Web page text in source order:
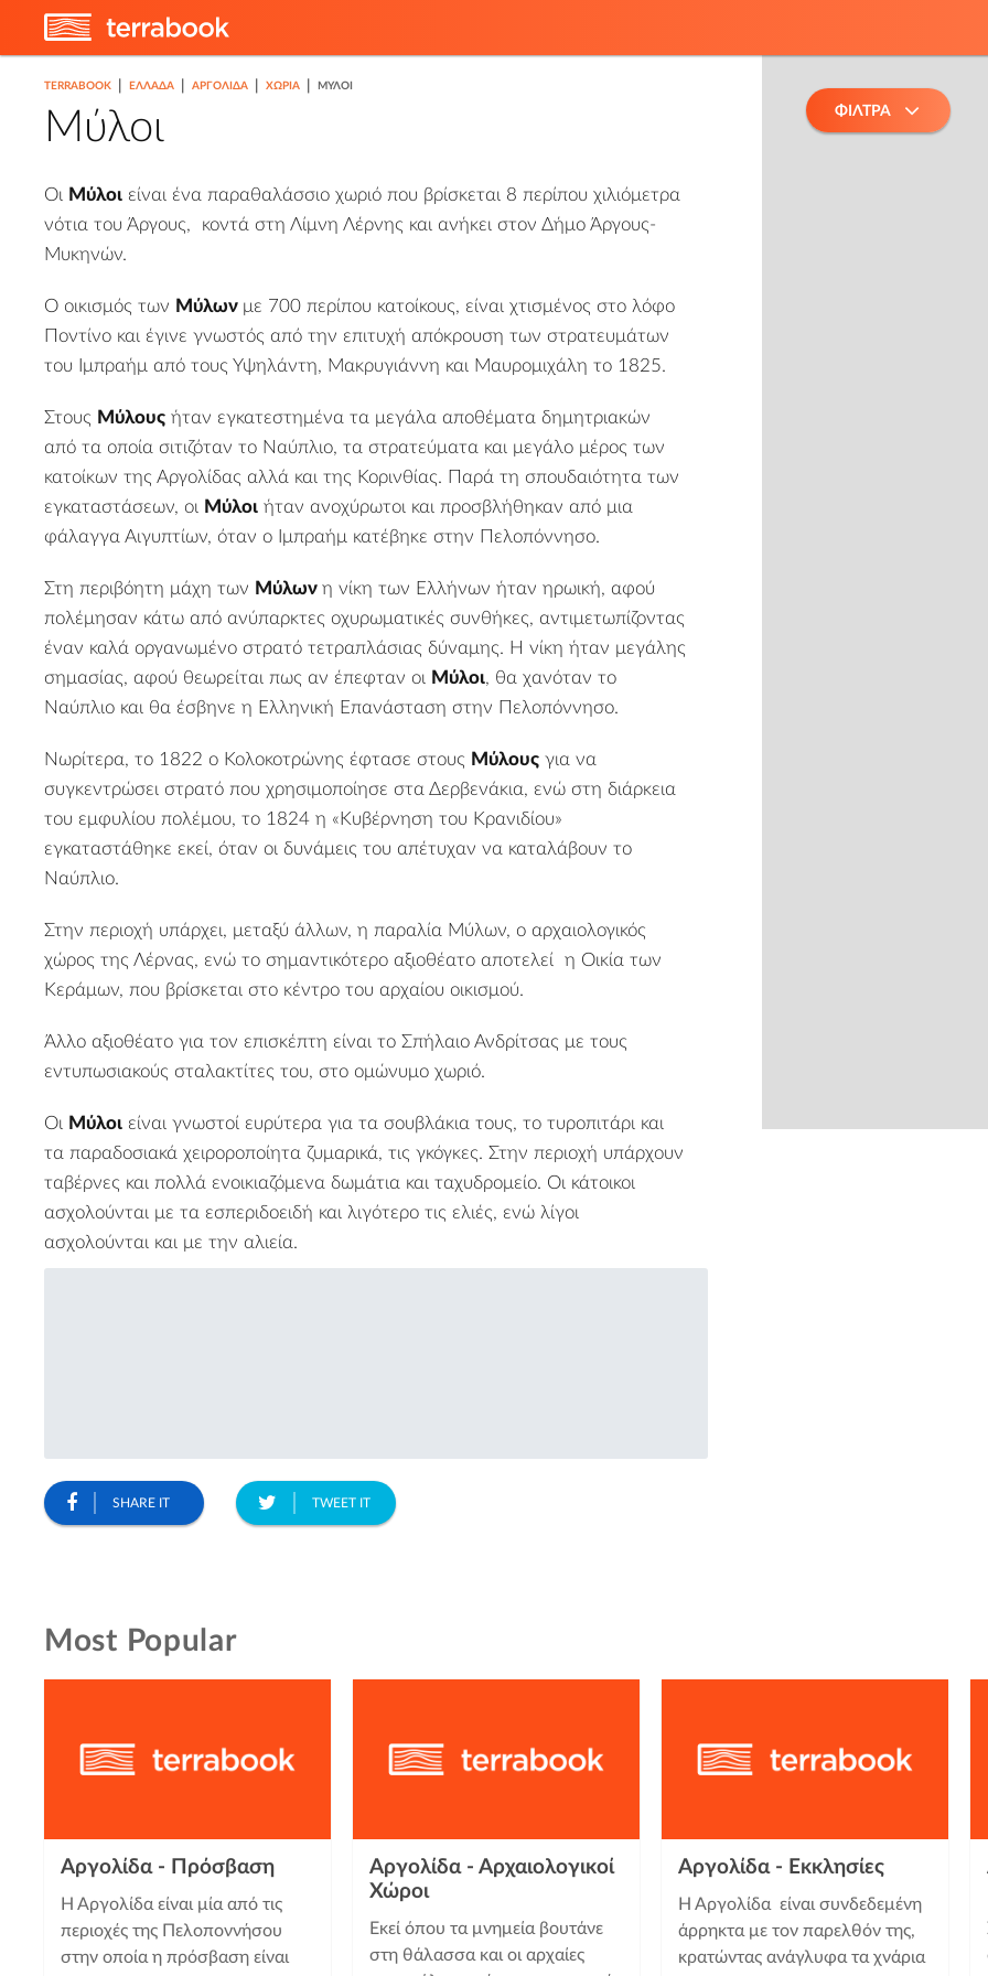
TERRABOOK ΕΛΛΑΔΑ ΑΡΓΟΛΊΔΑ ΧΩΡΙΆ ΜΎΛΟΙ
Μύλοι
Οι Μύλοι είναι ένα παραθαλάσσιο χωριό που βρίσκεται 8 περίπου χιλιόμετρα
νότια του Άργους, κοντά στη Λίμνη Λέρνης και ανήκει στον Δήμο Άργους-
Μυκηνών.
Ο οικισμός των Μύλων με 700 περίπου κατοίκους, είναι χτισμένος στο λόφο
Ποντίνο και έγινε γνωστός από την επιτυχή απόκρουση των στρατευμάτων
του Iμπραήμ από τους Υψηλάντη, Μακρυγιάννη και Μαυρομιχάλη το 1825.
Στους Μύλους ήταν εγκατεστημένα τα μεγάλα αποθέματα δημητριακών
από τα οποία σιτιζόταν το Ναύπλιο, τα στρατεύματα και μεγάλο μέρος των
κατοίκων της Αργολίδας αλλά και της Κορινθίας. Παρά τη σπουδαιότητα των
εγκαταστάσεων, οι Μύλοι ήταν ανοχύρωτοι και προσβλήθηκαν από μια
φάλαγγα Αιγυπτίων, όταν ο Ιμπραήμ κατέβηκε στην Πελοπόννησο.
Στη περιβόητη μάχη των Μύλων η νίκη των Ελλήνων ήταν ηρωική, αφού
πολέμησαν κάτω από ανύπαρκτες οχυρωματικές συνθήκες, αντιμετωπίζοντας
έναν καλά οργανωμένο στρατό τετραπλάσιας δύναμης. Η νίκη ήταν μεγάλης
σημασίας, αφού θεωρείται πως αν έπεφταν οι Μύλοι, θα χανόταν το
Ναύπλιο και θα έσβηνε η Ελληνική Επανάσταση στην Πελοπόννησο.
Νωρίτερα, το 1822 ο Κολοκοτρώνης έφτασε στους Μύλους για να
συγκεντρώσει στρατό που χρησιμοποίησε στα Δερβενάκια, ενώ στη διάρκεια
του εμφυλίου πολέμου, το 1824 η «Κυβέρνηση του Κρανιδίου»
εγκαταστάθηκε εκεί, όταν οι δυνάμεις του απέτυχαν να καταλάβουν το
Ναύπλιο.
Στην περιοχή υπάρχει, μεταξύ άλλων, η παραλία Μύλων, ο αρχαιολογικός
χώρος της Λέρνας, ενώ το σημαντικότερο αξιοθέατο αποτελεί η Οικία των
Κεράμων, που βρίσκεται στο κέντρο του αρχαίου οικισμού.
Άλλο αξιοθέατο για τον επισκέπτη είναι το Σπήλαιο Ανδρίτσας με τους
εντυπωσιακούς σταλακτίτες του, στο ομώνυμο χωριό.
Οι Μύλοι είναι γνωστοί ευρύτερα για τα σουβλάκια τους, το τυροπιτάρι και
τα παραδοσιακά χειροροποίητα ζυμαρικά, τις γκόγκες. Στην περιοχή υπάρχουν
ταβέρνες και πολλά ενοικιαζόμενα δωμάτια και ταχυδρομείο. Οι κάτοικοι
ασχολούνται με τα εσπεριδοειδή και λιγότερο τις ελιές, ενώ λίγοι
ασχολούνται και με την αλιεία.
SHARE IT TWEET IT
ΦΙΛΤΡΑ
Most Popular
Αργολίδα - Πρόσβαση
Η Αργολίδα είναι μία από τις
περιοχές της Πελοποννήσου
στην οποία η πρόσβαση είναι
Αργολίδα - Αρχαιολογικοί
Χώροι
Εκεί όπου τα μνημεία βουτάνε
στη θάλασσα και οι αρχαίες
Αργολίδα - Εκκλησίες
Η Αργολίδα είναι συνδεδεμένη
άρρηκτα με τον παρελθόν της,
κρατώντας ανάγλυφα τα χνάρια